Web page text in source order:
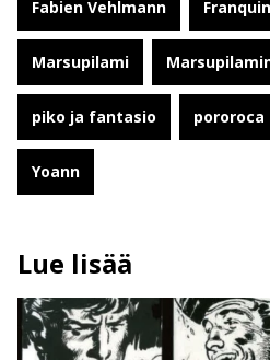
Fabien Vehlmann Franquin
Marsupilami
piko ja fantasio pororoca
Yoann
Lue lisää